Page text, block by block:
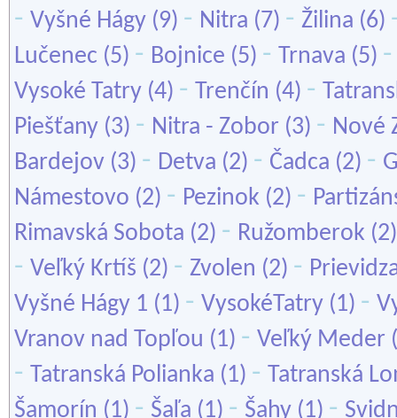
- Vyšné Hágy (9) - Nitra (7) - Žilina (6)
Lučenec (5) - Bojnice (5) - Trnava (5)
Vysoké Tatry (4) - Trenčín (4) -
Piešťany (3) - Nitra - Zobor (3) - Nové
Bardejov (3) - Detva (2) - Čadca (2) -
Námestovo (2) - Pezinok (2) -
Rimavská Sobota (2) - Ružomberok
- Veľký Krtíš (2) - Zvolen (2) -
Vyšné Hágy 1 (1) - VysokéTatry (1) -
Vranov nad Topľou (1) - Veľký Meder
- Tatranská Polianka (1) - Tatranská
Šamorín (1) - Šaľa (1) - Šahy (1) -